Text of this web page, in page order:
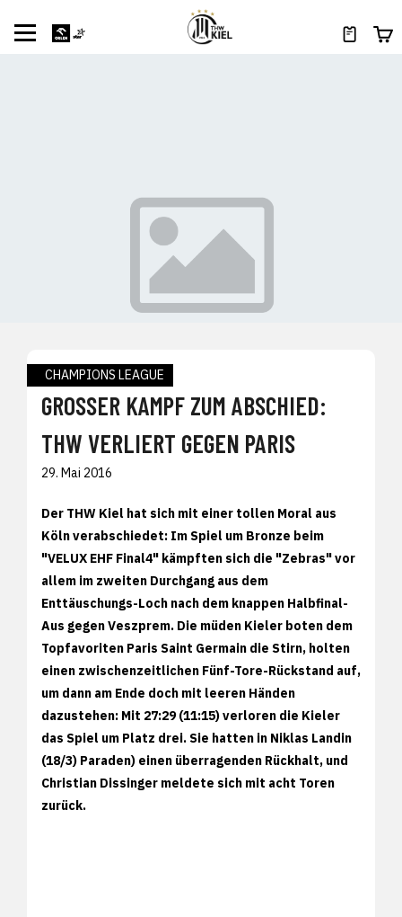
CHAMPIONS LEAGUE
GROSSER KAMPF ZUM ABSCHIED: T
HW VERLIERT GEGEN PARIS
29. Mai 2016
Der THW Kiel hat sich mit einer tollen Moral aus
Köln verabschiedet: Im Spiel um Bronze beim
"VELUX EHF Final4" kämpften sich die "Zebras" vor
allem im zweiten Durchgang aus dem
Enttäuschungs-Loch nach dem knappen Halbfinal-
Aus gegen Veszprem. Die müden Kieler boten dem
Topfavoriten Paris Saint Germain die Stirn, holten
einen zwischenzeitlichen Fünf-Tore-Rückstand auf,
um dann am Ende doch mit leeren Händen
dazustehen: Mit 27:29 (11:15) verloren die Kieler
das Spiel um Platz drei. Sie hatten in Niklas Landin
(18/3) Paraden) einen überragenden Rückhalt, und
Christian Dissinger meldete sich mit acht Toren
zurück.